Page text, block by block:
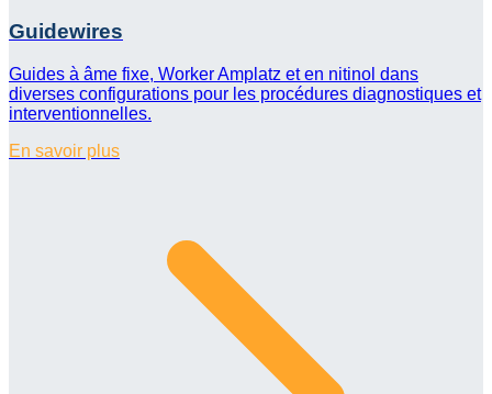
Guidewires
Guides à âme fixe, Worker Amplatz et en nitinol dans
diverses configurations pour les procédures diagnostiques et
interventionnelles.
En savoir plus